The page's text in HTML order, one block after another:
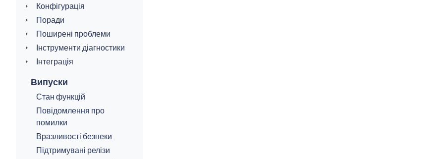
Конфігурація
Поради
Поширені проблеми
Інструменти діагностики
Інтеграція
Випуски
Стан функцій
Повідомлення про
помилки
Вразливості безпеки
Підтримувані релізи